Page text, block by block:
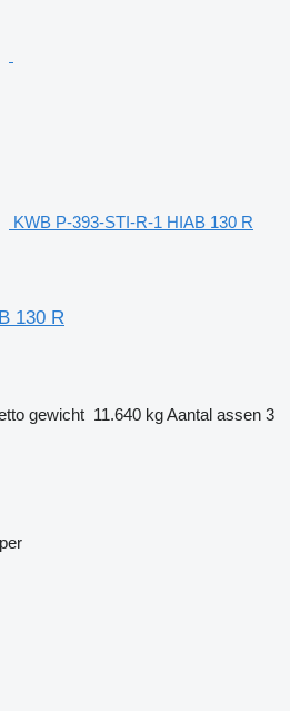
KWB P-393-STI-R-1 HIAB 130 R
130 R
gewicht 11.640 kgAantal assen 3